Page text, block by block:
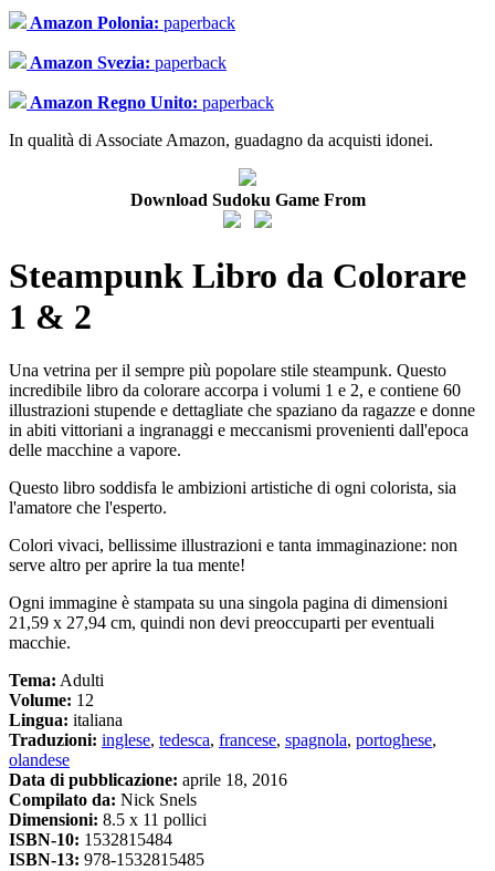
Amazon Polonia: paperback
Amazon Svezia: paperback
Amazon Regno Unito: paperback
In qualità di Associate Amazon, guadagno da acquisti idonei.
Download Sudoku Game From
Steampunk Libro da Colorare
1 & 2
Una vetrina per il sempre più popolare stile steampunk. Questo
incredibile libro da colorare accorpa i volumi 1 e 2, e contiene 60
illustrazioni stupende e dettagliate che spaziano da ragazze e donne
in abiti vittoriani a ingranaggi e meccanismi provenienti dall'epoca
delle macchine a vapore.
Questo libro soddisfa le ambizioni artistiche di ogni colorista, sia
l'amatore che l'esperto.
Colori vivaci, bellissime illustrazioni e tanta immaginazione: non
serve altro per aprire la tua mente!
Ogni immagine è stampata su una singola pagina di dimensioni
21,59 x 27,94 cm, quindi non devi preoccuparti per eventuali
macchie.
Tema: Adulti
Volume: 12
Lingua: italiana
Traduzioni: inglese, tedesca, francese, spagnola, portoghese,
olandese
Data di pubblicazione: aprile 18, 2016
Compilato da: Nick Snels
Dimensioni: 8.5 x 11 pollici
ISBN-10: 1532815484
ISBN-13: 978-1532815485